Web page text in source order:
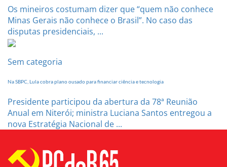
Os mineiros costumam dizer que “quem não conhece
Minas Gerais não conhece o Brasil”. No caso das
disputas presidenciais, ...
Sem categoria
Na SBPC, Lula cobra plano ousado para financiar ciência e tecnologia
Presidente participou da abertura da 78ª Reunião
Anual em Niterói; ministra Luciana Santos entregou a
nova Estratégia Nacional de ...